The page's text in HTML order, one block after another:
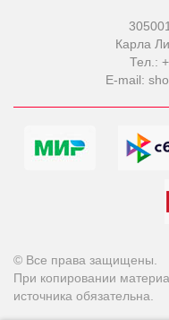
Карла
Тел.:
E-mail:
© Все права защищены.
При копировании
источника обязательна.